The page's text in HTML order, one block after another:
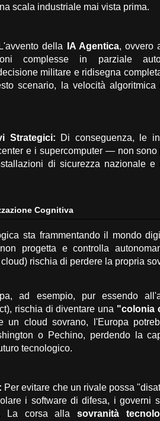
scala industriale mai vista prima.
L'avvento della IA Agentica, ovvero
complesse in parziale
militare e ridisegna
scenario, la velocità
Strategici: Di conseguenza, le
e i supercomputer — non sono
di sicurezza nazionale e
Cognitiva
sta frammentando il mondo
progetta e controlla
rischia di perdere la propria
ad esempio, pur essendo
rischia di diventare una "colonia
un cloud sovrano, l'Europa
o Pechino, perdendo la
tecnologico.
Per evitare che un rivale possa
i software di difesa, i governi
La corsa allasovranità